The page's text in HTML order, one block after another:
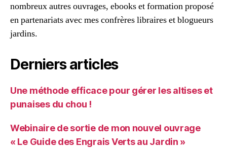
nombreux autres ouvrages, ebooks et formation proposé
en partenariats avec mes confrères libraires et blogueurs
jardins.
Derniers articles
Une méthode efficace pour gérer les altises et
punaises du chou !
Webinaire de sortie de mon nouvel ouvrage
« Le Guide des Engrais Verts au Jardin »